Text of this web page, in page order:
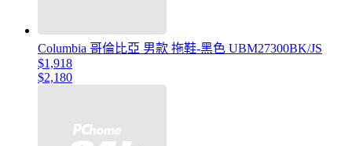
Columbia 哥倫比亞 男款 拖鞋-黑色 UBM27300BK/JS
$1,918
$2,180